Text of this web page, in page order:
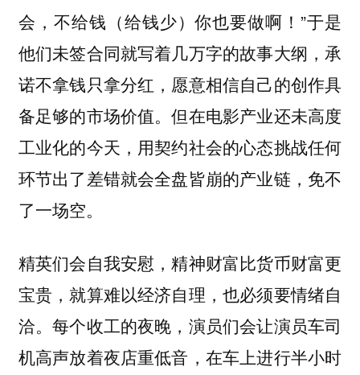
会，不给钱（给钱少）你也要做啊！”于是
他们未签合同就写着几万字的故事大纲，承
诺不拿钱只拿分红，愿意相信自己的创作具
备足够的市场价值。但在电影产业还未高度
工业化的今天，用契约社会的心态挑战任何
环节出了差错就会全盘皆崩的产业链，免不
了一场空。
精英们会自我安慰，精神财富比货币财富更
宝贵，就算难以经济自理，也必须要情绪自
洽。每个收工的夜晚，演员们会让演员车司
机高声放着夜店重低音，在车上进行半小时